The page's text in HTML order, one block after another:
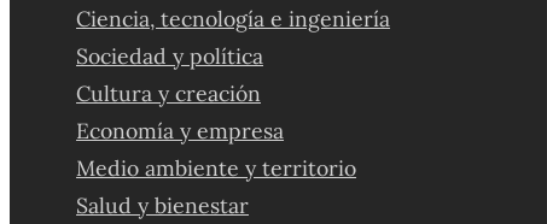
Ciencia, tecnología e ingeniería
Sociedad y política
Cultura y creación
Economía y empresa
Medio ambiente y territorio
Salud y bienestar